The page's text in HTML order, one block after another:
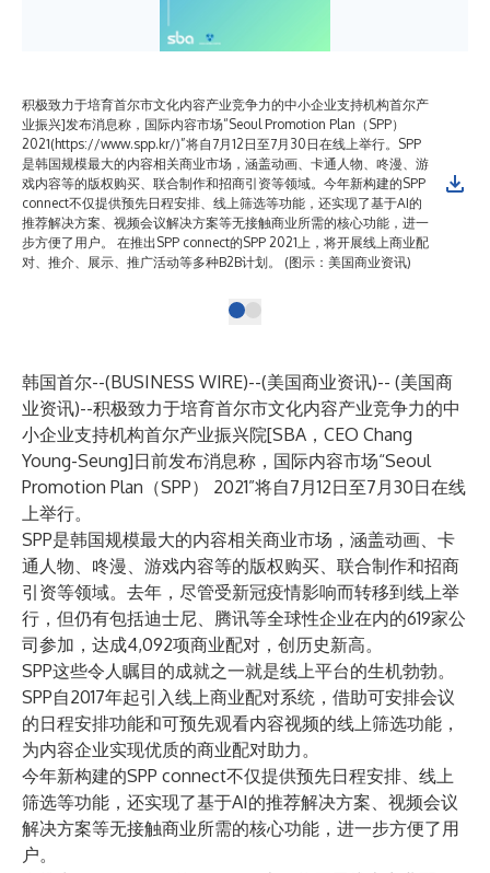
积极致力于培育首尔市文化内容产业竞争力的中小企业支持机构首尔产
业振兴]发布消息称，国际内容市场“Seoul Promotion Plan（SPP）
2021(https://www.spp.kr/)”将自7月12日至7月30日在线上举行。SPP
是韩国规模最大的内容相关商业市场，涵盖动画、卡通人物、咚漫、游
戏内容等的版权购买、联合制作和招商引资等领域。今年新构建的SPP
connect不仅提供预先日程安排、线上筛选等功能，还实现了基于AI的
推荐解决方案、视频会议解决方案等无接触商业所需的核心功能，进一
步方便了用户。 在推出SPP connect的SPP 2021上，将开展线上商业配
对、推介、展示、推广活动等多种B2B计划。 (图示：美国商业资讯)
韩国首尔--(BUSINESS WIRE)--(美国商业资讯)-- (美国商
业资讯)--积极致力于培育首尔市文化内容产业竞争力的中
小企业支持机构首尔产业振兴院[SBA，CEO Chang
Young-Seung]日前发布消息称，国际内容市场“Seoul
Promotion Plan（SPP） 2021”将自7月12日至7月30日在线
上举行。
SPP是韩国规模最大的内容相关商业市场，涵盖动画、卡
通人物、咚漫、游戏内容等的版权购买、联合制作和招商
引资等领域。去年，尽管受新冠疫情影响而转移到线上举
行，但仍有包括迪士尼、腾讯等全球性企业在内的619家公
司参加，达成4,092项商业配对，创历史新高。
SPP这些令人瞩目的成就之一就是线上平台的生机勃勃。
SPP自2017年起引入线上商业配对系统，借助可安排会议
的日程安排功能和可预先观看内容视频的线上筛选功能，
为内容企业实现优质的商业配对助力。
今年新构建的SPP connect不仅提供预先日程安排、线上
筛选等功能，还实现了基于AI的推荐解决方案、视频会议
解决方案等无接触商业所需的核心功能，进一步方便了用
户。